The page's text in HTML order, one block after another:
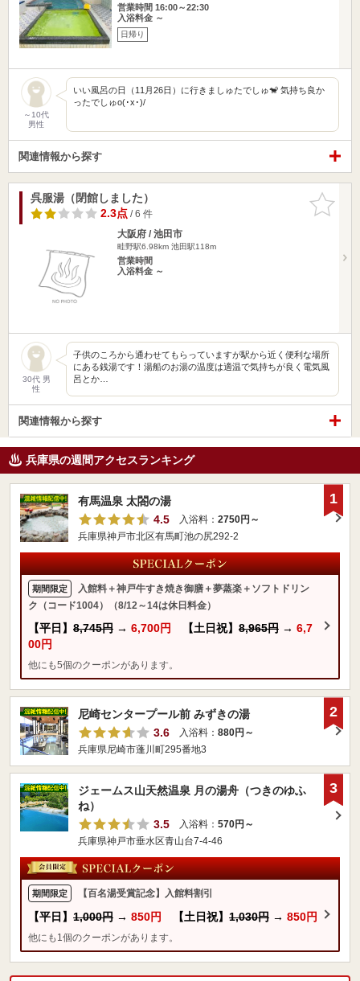
営業時間 16:00～22:30
入浴料金 ～
日帰り
～10代
男性
いい風呂の日（11月26日）に行きましゅたでしゅ🐒 気持ち良か
ったでしゅo(･x･)/
関連情報から探す
お気に入
りに追加
呉服湯（閉館しました）
2.3点/ 6 件
大阪府 / 池田市
畦野駅6.98km 池田駅118m
営業時間
入浴料金 ～
30代 男
性
子供のころから通わせてもらっていますが駅から近く便利な場所
にある銭湯です！湯船のお湯の温度は適温で気持ちが良く電気風
呂とか…
関連情報から探す
兵庫県の週間アクセスランキング
有馬温泉 太閤の湯
4.5
入浴料： 2750円～
兵庫県神戸市北区有馬町池の尻292-2
期間限定
入館料＋神戸牛すき焼き御膳＋夢蒸楽＋ソフトドリン
ク（コード1004）（8/12～14は休日料金）
【平日】 8,745円 → 6,700円 【土日祝】 8,965円 → 6,7
00円
他にも5個のクーポンがあります。
1
尼崎センタープール前 みずきの湯
3.6
入浴料： 880円～
兵庫県尼崎市蓬川町295番地3
2
ジェームス山天然温泉 月の湯舟（つきのゆふ
ね）
3.5
入浴料： 570円～
兵庫県神戸市垂水区青山台7-4-46
期間限定 【百名湯受賞記念】入館料割引
【平日】 1,000円 → 850円 【土日祝】 1,030円 → 850円
他にも1個のクーポンがあります。
3